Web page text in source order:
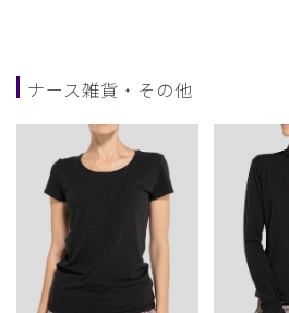
ナース雑貨・その他